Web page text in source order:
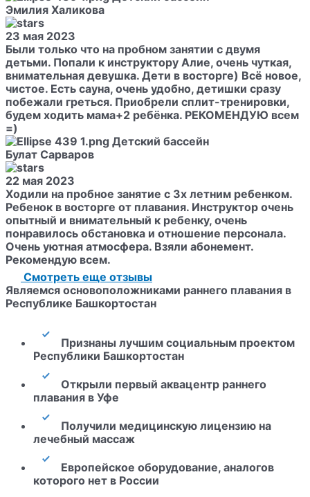
Эмилия Халикова
23 мая 2023
Были только что на пробном занятии с двумя
детьми. Попали к инструктору Алие, очень чуткая,
внимательная девушка. Дети в восторге) Всё новое,
чистое. Есть сауна, очень удобно, детишки сразу
побежали греться. Приобрели сплит-тренировки,
будем ходить мама+2 ребёнка. РЕКОМЕНДУЮ всем
=)
​Булат Сарваров
22 мая 2023
Ходили на пробное занятие с 3х летним ребенком.
Ребенок в восторге от плавания. Инструктор очень
опытный и внимательный к ребенку, очень
понравилось обстановка и отношение персонала.
Очень уютная атмосфера. Взяли абонемент.
Рекомендую всем.
Смотреть еще отзывы
Являемся основоположниками раннего плавания в
Республике Башкортостан
Признаны лучшим социальным проектом
Республики Башкортостан
Открыли первый аквацентр раннего
плавания в Уфе
Получили медицинскую лицензию на
лечебный массаж
Европейское оборудование, аналогов
которого нет в России